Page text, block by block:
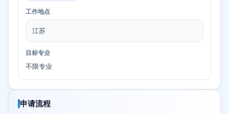
工作地点
江苏
目标专业
不限专业
申请流程